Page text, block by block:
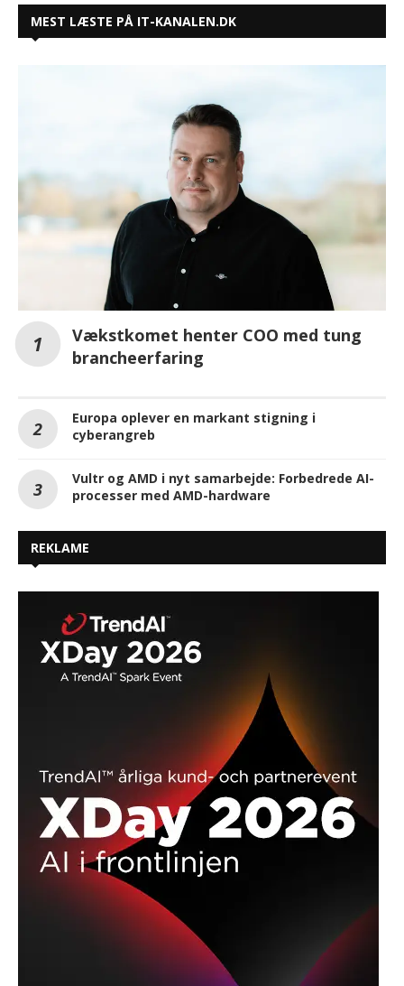
MEST LÆSTE PÅ IT-KANALEN.DK
Vækstkomet henter COO med tung
brancheerfaring
Europa oplever en markant stigning i
cyberangreb
Vultr og AMD i nyt samarbejde: Forbedrede AI-
processer med AMD-hardware
REKLAME